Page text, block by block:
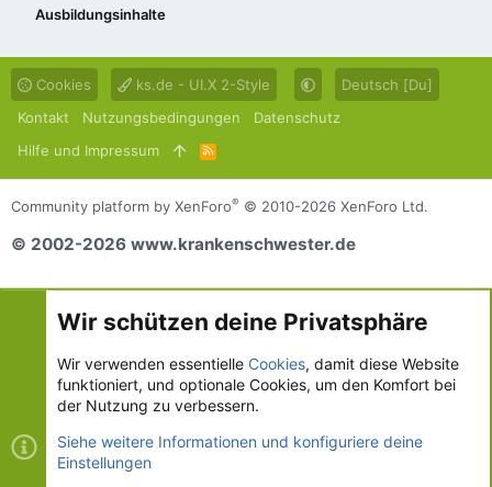
Ausbildungsinhalte
Cookies ks.de - UI.X 2-Style
Deutsch [Du]
Kontakt
Nutzungsbedingungen
Datenschutz
Hilfe und Impressum
R
S
S
Community platform by XenForo® © 2010-2026 XenForo Ltd.
© 2002-2026 www.krankenschwester.de
Wir schützen deine Privatsphäre
Wir verwenden essentielle Cookies, damit diese Website
funktioniert, und optionale Cookies, um den Komfort bei
der Nutzung zu verbessern.
Siehe weitere Informationen und konfiguriere deine
Einstellungen